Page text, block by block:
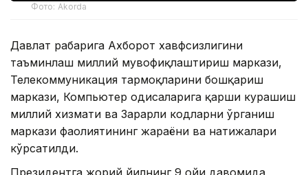
Фото: Akorda
Давлат раҳбарига Ахборот хавфсизлигини
таъминлаш миллий мувофиқлаштириш маркази,
Телекоммуникация тармоқларини бошқариш
маркази, Компьютер ҳодисаларига қарши курашиш
миллий хизмати ва Зарарли кодларни ўрганиш
маркази фаолиятининг жараёни ва натижалари
кўрсатилди.
Президентга жорий йилнинг 9 ойи давомида